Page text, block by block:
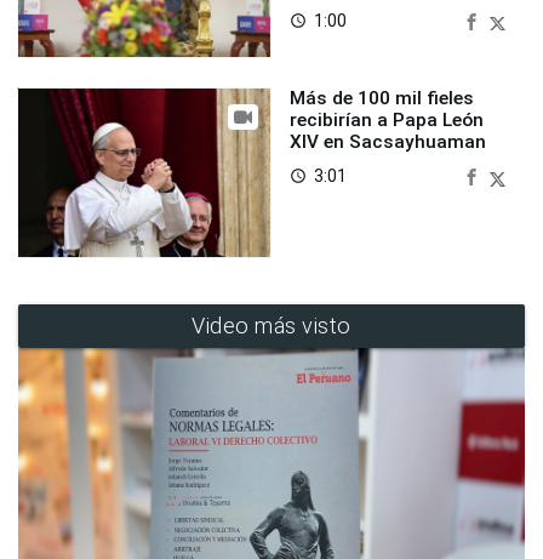
access_time 1:00
Más de 100 mil fieles
recibirían a Papa León
XIV en Sacsayhuaman
access_time 3:01
Video más visto